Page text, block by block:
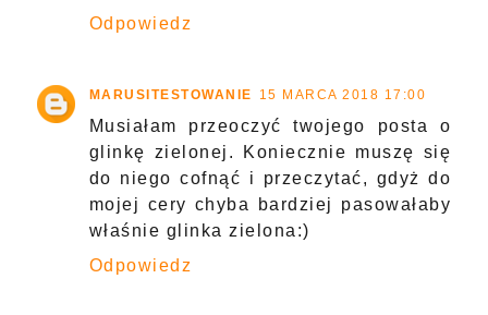
Odpowiedz
MARUSITESTOWANIE 15 MARCA 2018 17:00
Musiałam przeoczyć twojego posta o
glinkę zielonej. Koniecznie muszę się
do niego cofnąć i przeczytać, gdyż do
mojej cery chyba bardziej pasowałaby
właśnie glinka zielona:)
Odpowiedz